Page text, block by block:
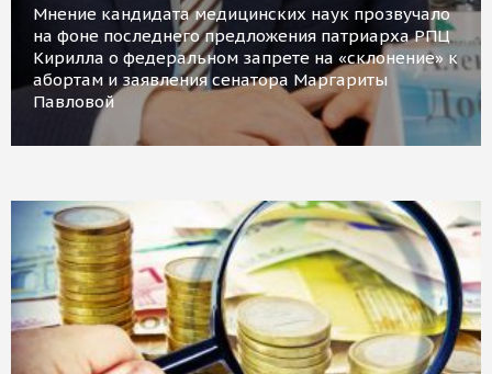
Мнение кандидата медицинских наук прозвучало
на фоне последнего предложения патриарха РПЦ
Кирилла о федеральном запрете на «склонение» к
абортам и заявления сенатора Маргариты
Павловой